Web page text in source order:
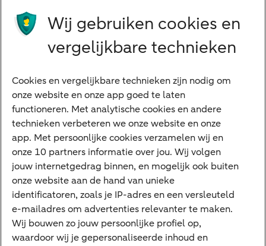
Preferred Banking
Digitale diensten
Internet Bankieren
ABN AMRO app
Tikkie
Apple Pay
Google Pay
Veilig bankieren
Meest gezocht
Wij gebruiken cookies en
vergelijkbare technieken
Cookies en vergelijkbare technieken zijn nodig om
onze website en onze app goed te laten
functioneren. Met analytische cookies en andere
technieken verbeteren we onze website en onze
app. Met persoonlijke cookies verzamelen wij en
onze 10 partners informatie over jou. Wij volgen
jouw internetgedrag binnen, en mogelijk ook buiten
onze website aan de hand van unieke
identificatoren, zoals je IP-adres en een versleuteld
e-mailadres om advertenties relevanter te maken.
Wij bouwen zo jouw persoonlijke profiel op,
waardoor wij je gepersonaliseerde inhoud en